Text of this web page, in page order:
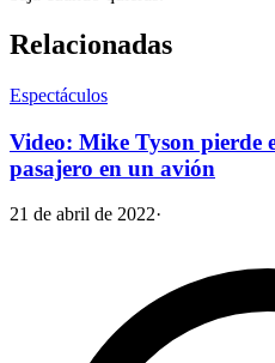
Relacionadas
Espectáculos
Video: Mike Tyson pierde
pasajero en un avión
21 de abril de 2022·